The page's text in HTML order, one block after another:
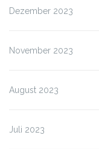
Dezember 2023
November 2023
August 2023
Juli 2023